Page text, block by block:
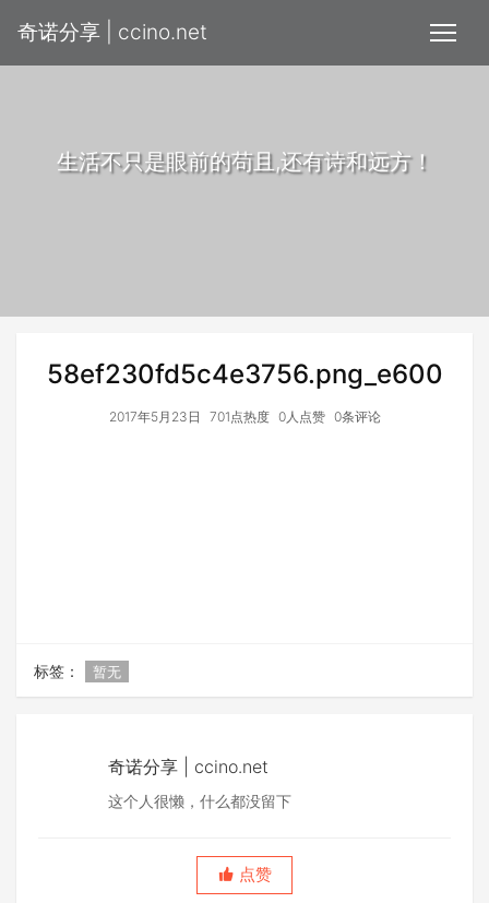
奇诺分享 | ccino.net
生活不只是眼前的苟且,还有诗和远方！
58ef230fd5c4e3756.png_e600
2017年5月23日 701点热度 0人点赞 0条评论
标签： 暂无
奇诺分享 | ccino.net
这个人很懒，什么都没留下
点赞